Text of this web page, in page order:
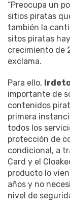
“Preocupa un
sitios piratas
también la
sitos piratas
crecimiento de
exclama.
Para ello,
importante de
contenidos
primera
todos los
protección de
condicional, a
Card y el
producto lo
años y no
nivel de